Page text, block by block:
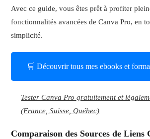
Avec ce guide, vous êtes prêt à profiter
fonctionnalités avancées de Canva Pro, en
simplicité.
🛒 Découvrir tous mes ebooks et
Tester Canva Pro gratuitement et
(France, Suisse, Québec)
Comparaison des Sources de